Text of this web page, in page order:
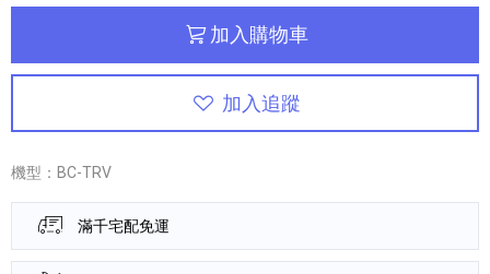
加入購物車
加入追蹤
機型：BC-TRV
滿千宅配免運